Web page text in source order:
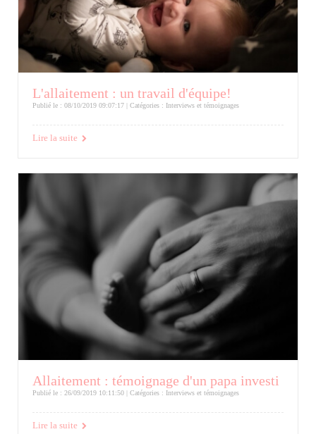
L'allaitement : un travail d'équipe!
Publié le : 08/10/2019 09:07:17 | Catégories : Interviews et témoignages
Lire la suite
Allaitement : témoignage d'un papa investi
Publié le : 26/09/2019 10:11:50 | Catégories : Interviews et témoignages
Lire la suite